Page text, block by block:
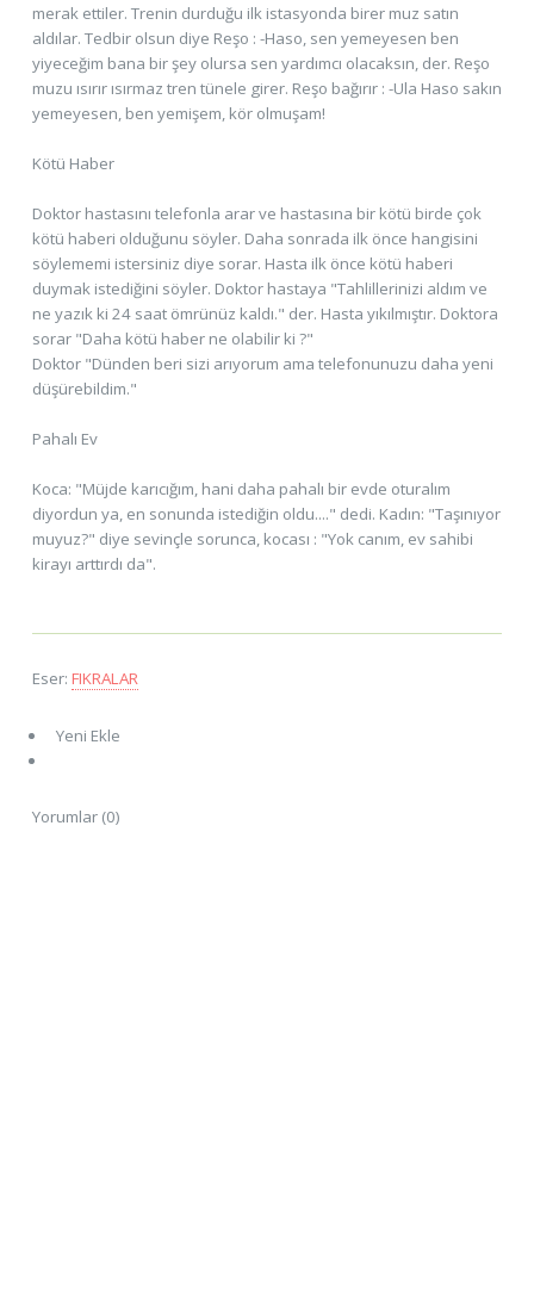
merak ettiler. Trenin durduğu ilk istasyonda birer muz satın
aldılar. Tedbir olsun diye Reşo : -Haso, sen yemeyesen ben
yiyeceğim bana bir şey olursa sen yardımcı olacaksın, der. Reşo
muzu ısırır ısırmaz tren tünele girer. Reşo bağırır : -Ula Haso sakın
yemeyesen, ben yemişem, kör olmuşam!
Kötü Haber
Doktor hastasını telefonla arar ve hastasına bir kötü birde çok
kötü haberi olduğunu söyler. Daha sonrada ilk önce hangisini
söylememi istersiniz diye sorar. Hasta ilk önce kötü haberi
duymak istediğini söyler. Doktor hastaya "Tahlillerinizi aldım ve
ne yazık ki 24 saat ömrünüz kaldı." der. Hasta yıkılmıştır. Doktora
sorar "Daha kötü haber ne olabilir ki ?"
Doktor "Dünden beri sizi arıyorum ama telefonunuzu daha yeni
düşürebildim."
Pahalı Ev
Koca: "Müjde karıcığım, hani daha pahalı bir evde oturalım
diyordun ya, en sonunda istediğin oldu...." dedi. Kadın: "Taşınıyor
muyuz?" diye sevinçle sorunca, kocası : "Yok canım, ev sahibi
kirayı arttırdı da".
Eser: FIKRALAR
Yeni Ekle
Yorumlar (0)